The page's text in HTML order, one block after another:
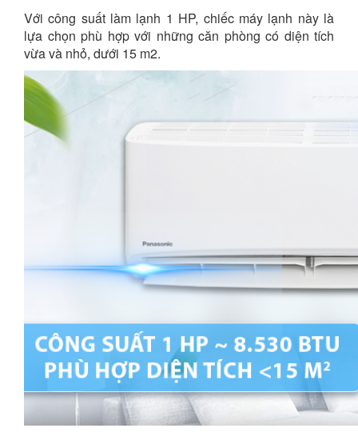
Với công suất làm lạnh 1 HP, chiếc máy lạnh này là
lựa chọn phù hợp với những căn phòng có diện tích
vừa và nhỏ, dưới 15 m2.